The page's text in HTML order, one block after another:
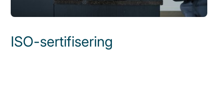
ISO-sertifisering